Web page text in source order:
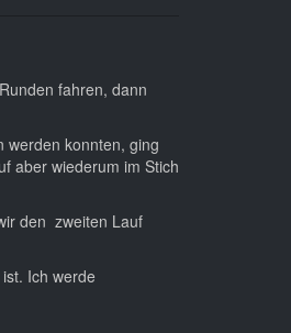
fahren, dann
werden konnten, ging
aber wiederum im Stich
den zweiten Lauf
Ich werde